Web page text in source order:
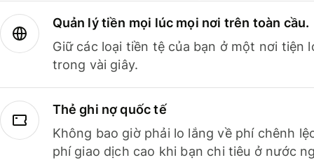
Quản lý tiền mọi lúc mọi nơi trên toàn cầu.
Giữ các loại tiền tệ của bạn ở một nơi tiện
trong vài giây.
Thẻ ghi nợ quốc tế
Không bao giờ phải lo lắng về phí chênh
phí giao dịch cao khi bạn chi tiêu ở nước